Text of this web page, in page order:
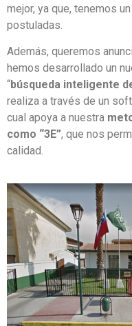
mejor, ya que, tenemos
postuladas.
Además, queremos
hemos desarrollado un
“búsqueda inteligente
realiza a través de un
cual apoya a nuestra
como “3E”, que nos
calidad.